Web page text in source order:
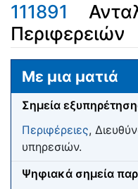
111891
Περιφερειών
Μετάβαση σε: πλοήγηση
Με μια ματιά
Σημεία
Περιφέρειες,
υπηρεσιών.
Ψηφιακά σημεία